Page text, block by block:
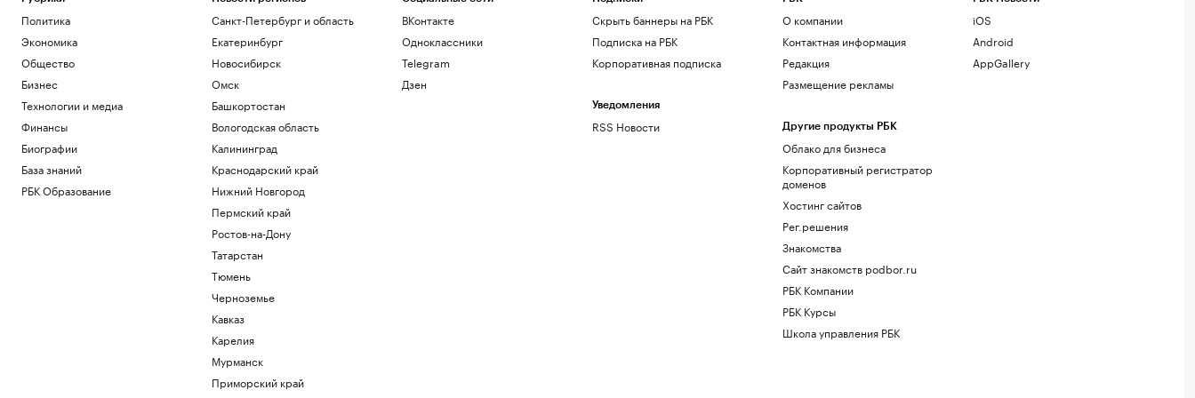
Число антикоррупционных исков в
Москве выросло почти на треть за
полгода
Общество
«Росатом» подписал соглашение о
строительстве ветропарка в Киргизии
Политика
центра
РБК и Upside
Китай ужесточил правила экспорта в
США беспилотников и комплектующих
Политика
Экономика
Общество
Бизнес
Технологии и медиа
Финансы
Биографии
База знаний
РБК Образование
Санкт-Петербург и область
Екатеринбург
Новосибирск
Омск
Башкортостан
Вологодская область
Калининград
Краснодарский край
Нижний Новгород
Пермский край
Ростов-на-Дону
Татарстан
Тюмень
Черноземье
Кавказ
Карелия
Мурманск
Приморский край
ВКонтакте
Одноклассники
Telegram
Дзен
Скрыть баннеры на РБК
Подписка на РБК
Корпоративная подписка
Уведомления
RSS Новости
О компании
Контактная информация
Редакция
Размещение рекламы
Другие продукты РБК
Облако для бизнеса
Корпоративный регистратор
доменов
Хостинг сайтов
Рег.решения
Знакомства
Сайт знакомств podbor.ru
РБК Компании
РБК Курсы
Школа управления РБК
iOS
Android
AppGallery